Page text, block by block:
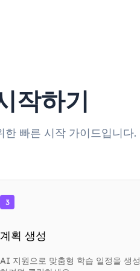
작하기
빠른 시작 가이드입니다.
3
계획 생성
AI 지원으로 맞춤형 학습 일정을 생성